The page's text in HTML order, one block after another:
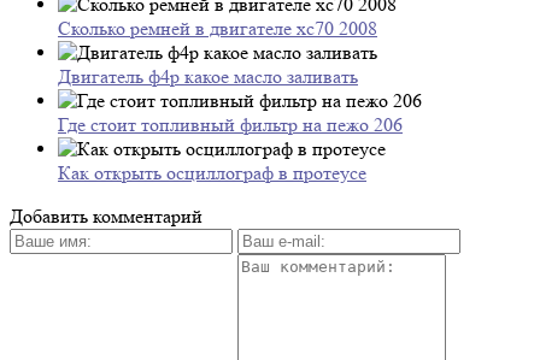
Сколько ремней в двигателе xc70 2008
Двигатель ф4р какое масло заливать
Где стоит топливный фильтр на пежо 206
Как открыть осциллограф в протеусе
Добавить комментарий